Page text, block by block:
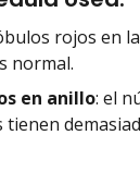
rojos en
normal.
en anillo: el